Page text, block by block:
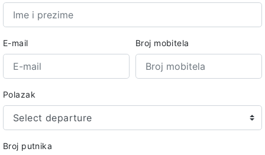
E-mail Broj mobitela
Polazak
Select departure
Broj putnika